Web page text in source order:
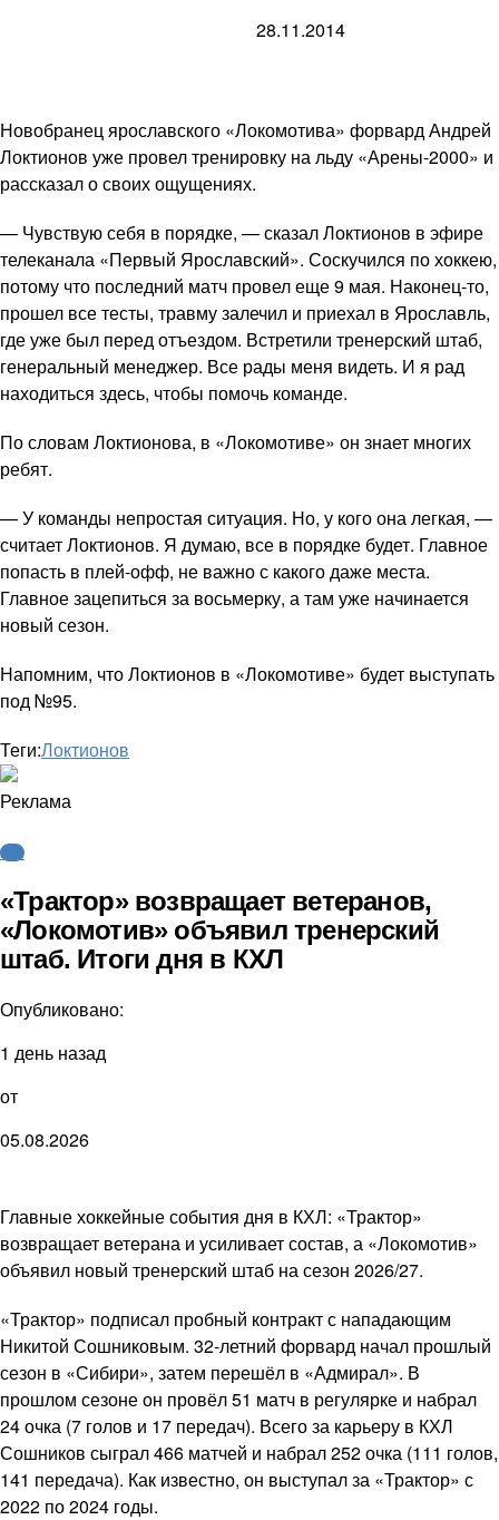
28.11.2014
Новобранец ярославского «Локомотива» форвард Андрей
Локтионов уже провел тренировку на льду «Арены-2000» и
рассказал о своих ощущениях.
— Чувствую себя в порядке, — сказал Локтионов в эфире
телеканала «Первый Ярославский». Соскучился по хоккею,
потому что последний матч провел еще 9 мая. Наконец-то,
прошел все тесты, травму залечил и приехал в Ярославль,
где уже был перед отъездом. Встретили тренерский штаб,
генеральный менеджер. Все рады меня видеть. И я рад
находиться здесь, чтобы помочь команде.
По словам Локтионова, в «Локомотиве» он знает многих
ребят.
— У команды непростая ситуация. Но, у кого она легкая, —
считает Локтионов. Я думаю, все в порядке будет. Главное
попасть в плей-офф, не важно с какого даже места.
Главное зацепиться за восьмерку, а там уже начинается
новый сезон.
Напомним, что Локтионов в «Локомотиве» будет выступать
под №95.
Теги:Локтионов
Реклама
КХЛ
«Трактор» возвращает ветеранов,
«Локомотив» объявил тренерский
штаб. Итоги дня в КХЛ
Опубликовано:
1 день назад
от
05.08.2026
Главные хоккейные события дня в КХЛ: «Трактор»
возвращает ветерана и усиливает состав, а «Локомотив»
объявил новый тренерский штаб на сезон 2026/27.
«Трактор» подписал пробный контракт с нападающим
Никитой Сошниковым. 32-летний форвард начал прошлый
сезон в «Сибири», затем перешёл в «Адмирал». В
прошлом сезоне он провёл 51 матч в регулярке и набрал
24 очка (7 голов и 17 передач). Всего за карьеру в КХЛ
Сошников сыграл 466 матчей и набрал 252 очка (111 голов,
141 передача). Как известно, он выступал за «Трактор» с
2022 по 2024 годы.